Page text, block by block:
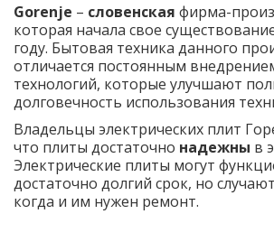
Gorenje – словенская фирма-
которая начала свое
году. Бытовая техника данного
отличается постоянным
технологий, которые улучшают
долговечность использования
Владельцы электрических плит
что плиты достаточно надежны в
Электрические плиты могут
достаточно долгий срок, но
когда и им нужен ремонт.